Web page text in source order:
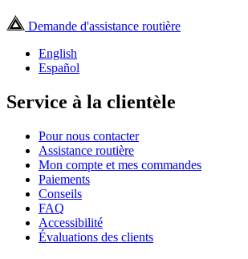
Demande d'assistance routière
English
Español
Service à la clientèle
Pour nous contacter
Assistance routière
Mon compte et mes commandes
Paiements
Conseils
FAQ
Accessibilité
Évaluations des clients